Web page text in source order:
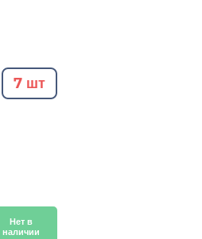
7 шт
Нет в
наличии